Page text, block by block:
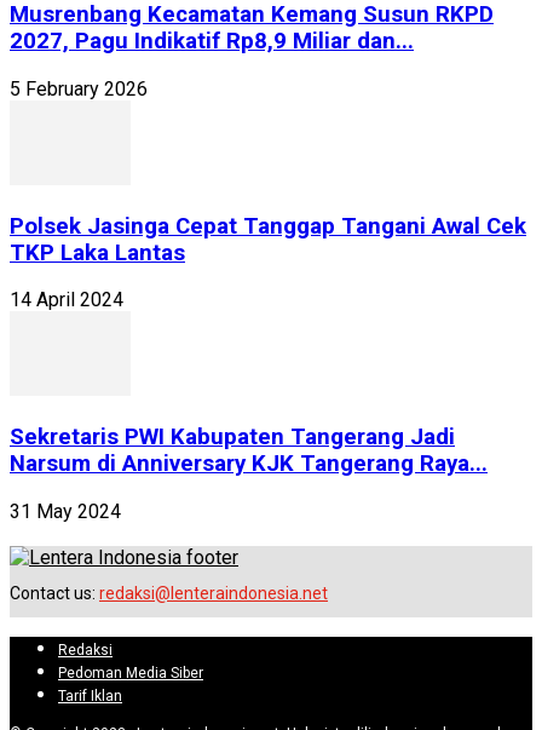
Musrenbang Kecamatan Kemang Susun RKPD
2027, Pagu Indikatif Rp8,9 Miliar dan...
5 February 2026
Polsek Jasinga Cepat Tanggap Tangani Awal Cek
TKP Laka Lantas
14 April 2024
Sekretaris PWI Kabupaten Tangerang Jadi
Narsum di Anniversary KJK Tangerang Raya...
31 May 2024
Contact us: redaksi@lenteraindonesia.net
Redaksi
Pedoman Media Siber
Tarif Iklan